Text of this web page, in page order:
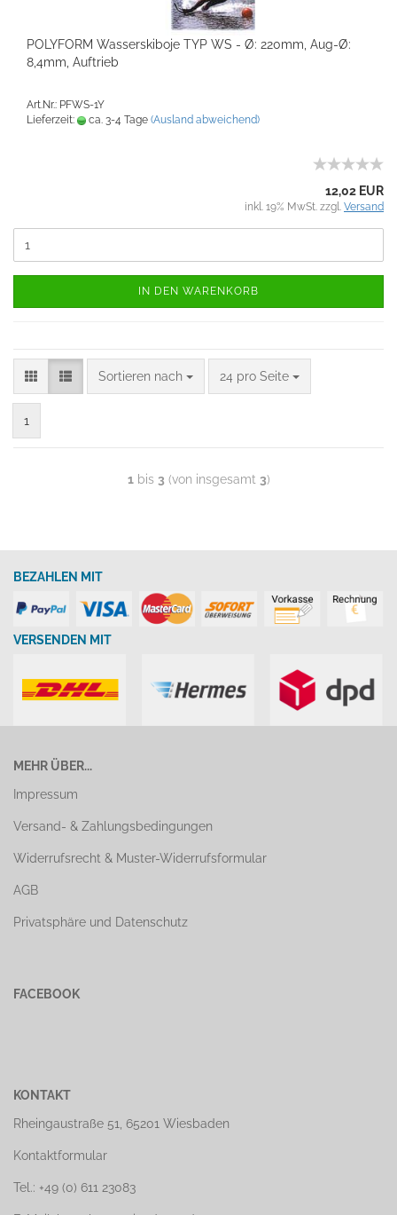
POLYFORM Wasserskiboje TYP WS - Ø: 220mm, Aug-Ø:
8,4mm, Auftrieb
Art.Nr.: PFWS-1Y
Lieferzeit:
ca. 3-4 Tage (Ausland abweichend)
12,02 EUR
inkl. 19% MwSt. zzgl. Versand
IN DEN WARENKORB
Sortieren nach 24 pro Seite
1
1bis 3 (von insgesamt 3)
BEZAHLEN MIT
VERSENDEN MIT
MEHR ÜBER...
Impressum
Versand- & Zahlungsbedingungen
Widerrufsrecht & Muster-Widerrufsformular
AGB
Privatsphäre und Datenschutz
FACEBOOK
KONTAKT
Rheingaustraße 51, 65201 Wiesbaden
Kontaktformular
Tel.: +49 (0) 611 23083